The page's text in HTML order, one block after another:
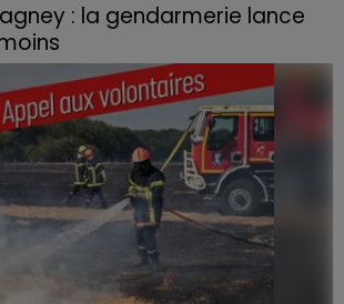
: la gendarmerie lance
haie avant de se propager au
avait détruit deux habitations et
d'une centaine de personnes.